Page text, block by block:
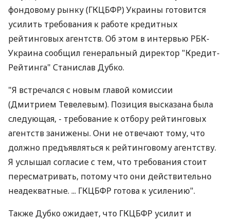
фондовому рынку (ГКЦБФР) Украины готовится
усилить требования к работе кредитных
рейтинговых агентств. Об этом в интервью РБК-
Украина сообщил генеральный директор "Кредит-
Рейтинга" Станислав Дубко.
"Я встречался с новым главой комиссии
(Дмитрием Тевелевым). Позиция высказана была
следующая, - требование к отбору рейтинговых
агентств занижены. Они не отвечают тому, что
должно предъявляться к рейтинговому агентству.
Я услышал согласие с тем, что требования стоит
пересматривать, потому что они действительно
неадекватные. ... ГКЦБФР готова к усилению".
Также Дубко ожидает, что ГКЦБФР усилит и